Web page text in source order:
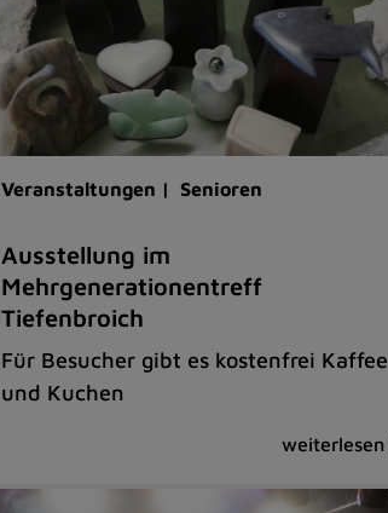
Veranstaltungen | Senioren
Ausstellung im
Mehrgenerationentreff
Tiefenbroich
Für Besucher gibt es kostenfrei Kaffee
und Kuchen